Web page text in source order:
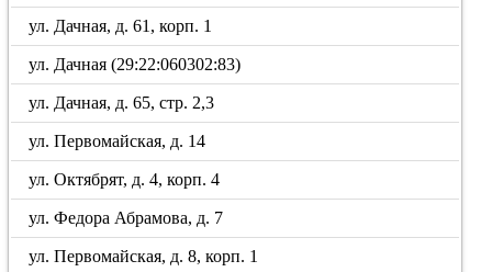
ул. Дачная, д. 61, корп. 1
ул. Дачная (29:22:060302:83)
ул. Дачная, д. 65, стр. 2,3
ул. Первомайская, д. 14
ул. Октябрят, д. 4, корп. 4
ул. Федора Абрамова, д. 7
ул. Первомайская, д. 8, корп. 1